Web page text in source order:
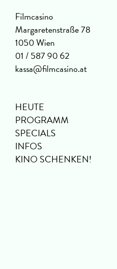
Filmcasino
Margaretenstraße 78
1050 Wien
01 / 587 90 62
kassa@filmcasino.at
HEUTE
PROGRAMM
SPECIALS
INFOS
KINO SCHENKEN!